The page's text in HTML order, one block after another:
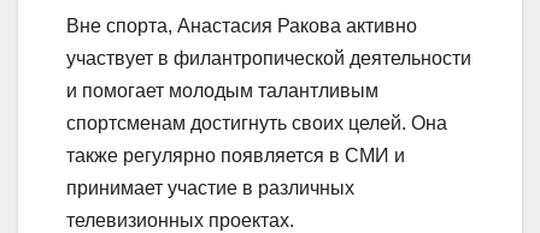
Вне спорта, Анастасия Ракова активно
участвует в филантропической деятельности
и помогает молодым талантливым
спортсменам достигнуть своих целей. Она
также регулярно появляется в СМИ и
принимает участие в различных
телевизионных проектах.